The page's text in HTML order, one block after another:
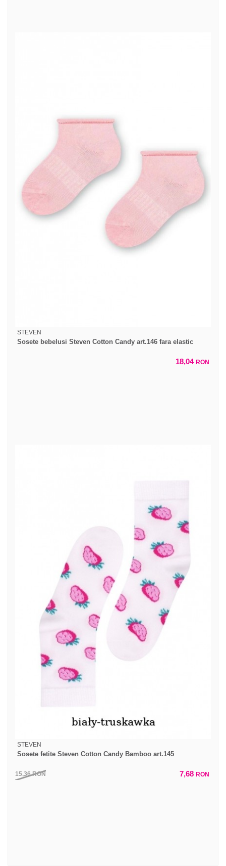
STEVEN
Sosete bebelusi Steven Cotton Candy art.146 fara elastic
18,04 RON
STEVEN
Sosete fetite Steven Cotton Candy Bamboo art.145
15,36RON 7,68 RON